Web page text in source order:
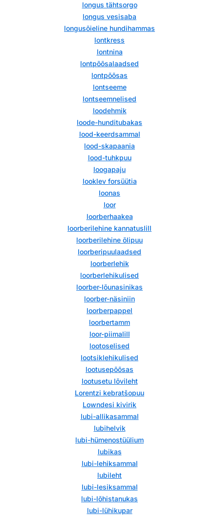
longus tähtsorgo
longus vesisaba
longusõieline hundihammas
lontkress
lontnina
lontpõõsalaadsed
lontpõõsas
lontseeme
lontseemnelised
loodehmik
loode-hunditubakas
lood-keerdsammal
lood-skapaania
lood-tuhkpuu
loogapaju
looklev forsüütia
loonas
loor
loorberhaakea
loorberilehine kannatuslill
loorberilehine õlipuu
loorberipuulaadsed
loorberlehik
loorberlehikulised
loorber-lõunasinikas
loorber-näsiniin
loorberpappel
loorbertamm
loor-piimalill
lootoselised
lootsiklehikulised
lootusepõõsas
lootusetu lõvileht
Lorentzi kebratšopuu
Lowndesi kivirik
lubi-allikasammal
lubihelvik
lubi-hümenostüülium
lubikas
lubi-lehiksammal
lubileht
lubi-lesiksammal
lubi-lõhistanukas
lubi-lühikupar